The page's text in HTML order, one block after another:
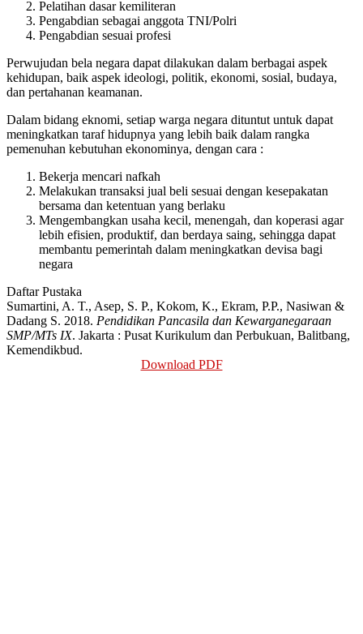
Pelatihan dasar kemiliteran
Pengabdian sebagai anggota TNI/Polri
Pengabdian sesuai profesi
Perwujudan bela negara dapat dilakukan dalam berbagai aspek
kehidupan, baik aspek ideologi, politik, ekonomi, sosial, budaya,
dan pertahanan keamanan.
Dalam bidang eknomi, setiap warga negara dituntut untuk dapat
meningkatkan taraf hidupnya yang lebih baik dalam rangka
pemenuhan kebutuhan ekonominya, dengan cara :
Bekerja mencari nafkah
Melakukan transaksi jual beli sesuai dengan kesepakatan
bersama dan ketentuan yang berlaku
Mengembangkan usaha kecil, menengah, dan koperasi agar
lebih efisien, produktif, dan berdaya saing, sehingga dapat
membantu pemerintah dalam meningkatkan devisa bagi
negara
Daftar Pustaka
Sumartini, A. T., Asep, S. P., Kokom, K., Ekram, P.P., Nasiwan &
Dadang S. 2018. Pendidikan Pancasila dan Kewarganegaraan
SMP/MTs IX. Jakarta : Pusat Kurikulum dan Perbukuan, Balitbang,
Kemendikbud.
Download PDF